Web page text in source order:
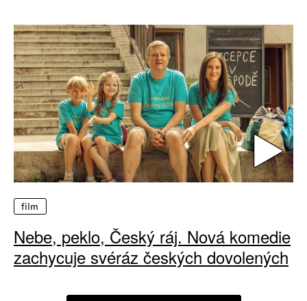
film
Nebe, peklo, Český ráj. Nová komedie
zachycuje svéráz českých dovolených